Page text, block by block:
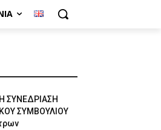
ΣΥΝΕΔΡΙΑΣΗ
ΣΥΜΒΟΥΛΙΟΥ